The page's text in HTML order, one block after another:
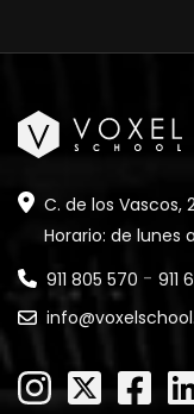
C. de los Vascos,
Horario: de lunes
911 805 570 - 911